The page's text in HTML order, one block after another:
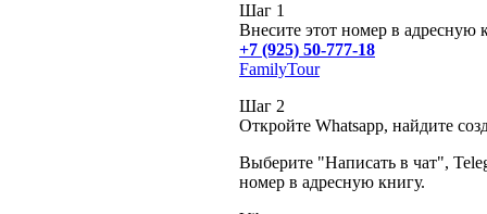
Шаг 1
Внесите этот номер в адресную
+7 (925) 50-777-18
FamilyTour
Шаг 2
Откройте Whatsapp, найдите
Выберите "Написать в чат",
номер в адресную книгу.